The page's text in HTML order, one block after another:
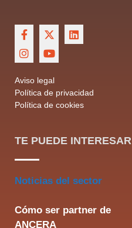
Aviso legal
Política de privacidad
Política de cookies
TE PUEDE INTERESAR
Noticias del sector
Cómo ser partner de
ANCERA